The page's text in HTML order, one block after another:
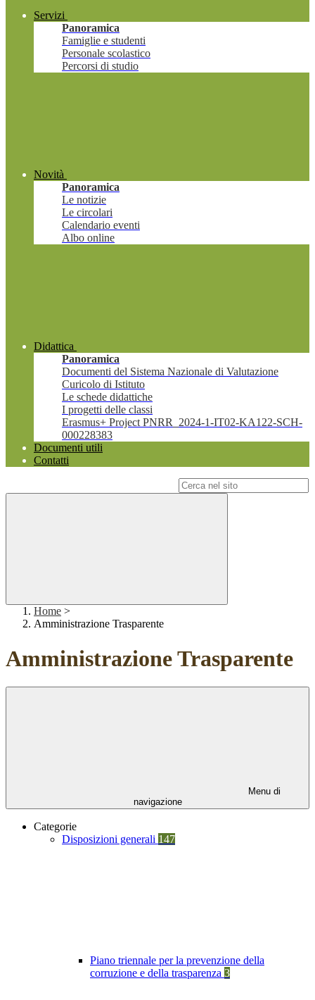
Servizi
Panoramica
Famiglie e studenti
Personale scolastico
Percorsi di studio
Novità
Panoramica
Le notizie
Le circolari
Calendario eventi
Albo online
Didattica
Panoramica
Documenti del Sistema Nazionale di Valutazione
Curicolo di Istituto
Le schede didattiche
I progetti delle classi
Erasmus+ Project PNRR_2024-1-IT02-KA122-SCH-
000228383
Documenti utili
Contatti
Home >
Amministrazione Trasparente
Amministrazione Trasparente
Menu di
navigazione
Categorie
Disposizioni generali 147
Piano triennale per la prevenzione della
corruzione e della trasparenza 3